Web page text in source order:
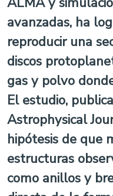
avanzadas, ha
reproducir una
discos
gas y polvo
El estudio,
Astrophysical
hipótesis de que
estructuras
como anillos y